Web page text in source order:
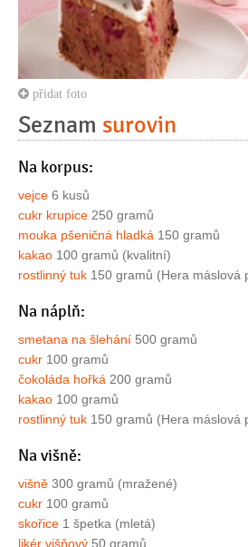
přidat foto
Seznam surovin
Na korpus:
vejce 6 kusů
cukr krupice 250 gramů
mouka pšeničná hladká 150 gramů
kakao 100 gramů (kvalitní)
rostlinný tuk 150 gramů (Hera máslová
Na náplň:
smetana na šlehání 500 gramů
cukr 100 gramů
čokoláda hořká 200 gramů
kakao 100 gramů
rostlinný tuk 150 gramů (Hera máslová
Na višně:
višně 300 gramů (mražené)
cukr 100 gramů
skořice 1 špetka (mletá)
likér višňový 50 gramů